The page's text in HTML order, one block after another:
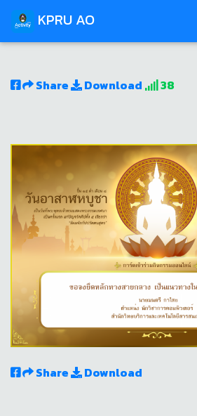
KPRU AO
Share Download
38
Share
Download